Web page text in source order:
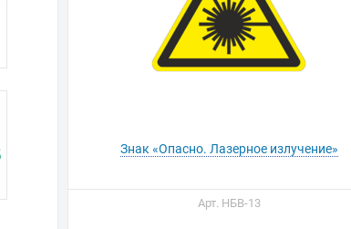
Знак «Опасно. Лазерное излучение»
Арт. НБВ-13